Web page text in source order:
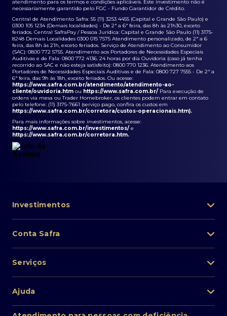
atendimento para os termos e condições aplicáveis. Este investimento não é
necessariamente garantido pelo FGC - Fundo Garantidor de Crédito.
Central de Atendimento Safra: 55 (11) 3253 4455 (Capital e Grande São Paulo) e
0300 105 1234 (Demais localidades) - De 2ª a 6ª feira, das 8h às 21h30, exceto
feriados. Central SafraPay / Pessoa Jurídica: Capital e Grande São Paulo (11) 3175-
8248 Demais Localidades 0300 015 7575 Atendimento personalizado, de 2ª a 6
feira, das 8h às 21h, exceto feriados. Serviço de Atendimento ao Consumidor
(SAC): 0800 772 5755. Atendimento aos Portadores de Necessidades Especiais
Auditivas e de Fala: 0800 772 4136. 24 horas por dia Ouvidoria (caso já tenha
recorrido ao SAC e não esteja satisfeito): 0800 770 1236. Atendimento aos
Portadores de Necessidades Especiais Auditivas e de Fala: 0800 727 7555 - De 2ª a
6ª feira, das 9h às 18h, exceto feriados. Ou acesse:
https://www.safra.com.br/atendimento/atendimento-ao-
cliente/ouvidoria.htm ou https://www.safra.com.br/ Para execução de
ordens via mesa ou Trader Homebroker, os clientes podem entrar em contato
pelo telefone: (11) 3175-7661 (serviço pago, confira os custos em
https://www.safra.com.br/corretora/custos-operacionais.htm).
Para mais informações sobre investimentos, acesse:
https://www.safra.com.br/investimentos/ e
https://www.safra.com.br/corretora.htm.
Investimentos
Lista de fundos de investimento
Private Banking
Renda fixa
Conta Safra
Pessoa Física
Cartões
Empréstimos e financiamentos
Serviços
Perda/roubo de celular
Ajuda
Atendimento ao cliente